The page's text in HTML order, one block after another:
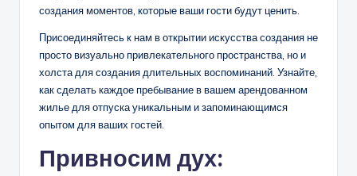
создания моментов, которые ваши гости будут ценить.
Присоединяйтесь к нам в открытии искусства создания не
просто визуально привлекательного пространства, но и
холста для создания длительных воспоминаний. Узнайте,
как сделать каждое пребывание в вашем арендованном
жилье для отпуска уникальным и запоминающимся
опытом для ваших гостей.
Привносим дух: